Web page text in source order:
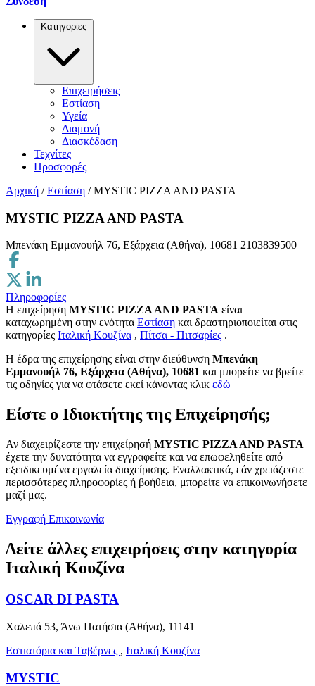
Κατηγορίες
Επιχειρήσεις
Εστίαση
Υγεία
Διαμονή
Διασκέδαση
Τεχνίτες
Προσφορές
Αρχική / Εστίαση / MYSTIC PIZZA AND PASTA
MYSTIC PIZZA AND PASTA
Μπενάκη Εμμανουήλ 76, Εξάρχεια (Αθήνα), 10681 2103839500
Πληροφορίες
Η επιχείρηση MYSTIC PIZZA AND PASTA είναι
καταχωρημένη στην ενότητα Εστίαση και δραστηριοποιείται στις
κατηγορίες Ιταλική Κουζίνα , Πίτσα - Πιτσαρίες .
H έδρα της επιχείρησης είναι στην διεύθυνση Μπενάκη
Εμμανουήλ 76, Εξάρχεια (Αθήνα), 10681 και μπορείτε να βρείτε
τις οδηγίες για να φτάσετε εκεί κάνοντας κλικ εδώ
Είστε ο Ιδιοκτήτης της Επιχείρησής;
Αν διαχειρίζεστε την επιχείρησή MYSTIC PIZZA AND PASTA
έχετε την δυνατότητα να εγγραφείτε και να επωφεληθείτε από
εξειδικευμένα εργαλεία διαχείρισης. Εναλλακτικά, εάν χρειάζεστε
περισσότερες πληροφορίες ή βοήθεια, μπορείτε να επικοινωνήσετε
μαζί μας.
Εγγραφή Επικοινωνία
Δείτε άλλες επιχειρήσεις στην κατηγορία
Ιταλική Κουζίνα
OSCAR DI PASTA
Χαλεπά 53, Άνω Πατήσια (Αθήνα), 11141
Εστιατόρια και Ταβέρνες , Ιταλική Κουζίνα
MYSTIC